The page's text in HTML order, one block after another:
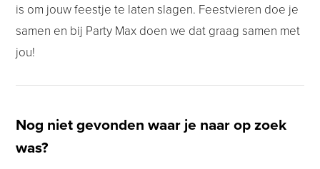
is om jouw feestje te laten slagen. Feestvieren doe je
samen en bij Party Max doen we dat graag samen met
jou!
Nog niet gevonden waar je naar op zoek
was?